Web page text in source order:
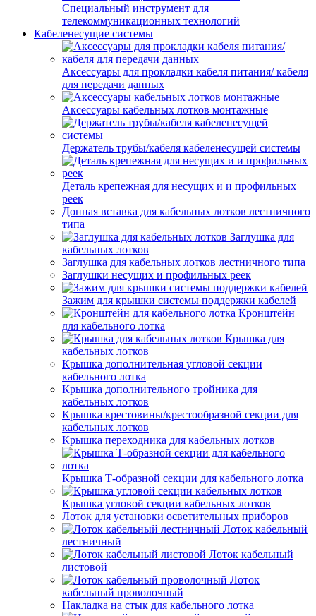
Специальный инструмент для
телекоммуникационных технологий
Кабеленесущие системы
Аксессуары для прокладки кабеля питания/ кабеля
для передачи данных
Аксессуары кабельных лотков монтажные
Держатель трубы/кабеля кабеленесущей системы
Деталь крепежная для несущих и и профильных
реек
Донная вставка для кабельных лотков лестничного
типа
Заглушка для
кабельных лотков
Заглушка для кабельных лотков лестничного типа
Заглушки несущих и профильных реек
Зажим для крышки системы поддержки кабелей
Кронштейн
для кабельного лотка
Крышка для
кабельных лотков
Крышка дополнительная угловой секции
кабельного лотка
Крышка дополнительного тройника для
кабельных лотков
Крышка крестовины/крестообразной секции для
кабельных лотков
Крышка переходника для кабельных лотков
Крышка Т-образной секции для кабельного лотка
Крышка угловой секции кабельных лотков
Лоток для установки осветительных приборов
Лоток кабельный
лестничный
Лоток кабельный
листовой
Лоток
кабельный проволочный
Накладка на стык для кабельного лотка